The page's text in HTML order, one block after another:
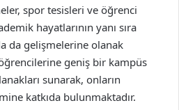
spor tesisleri ve öğrenci
hayatlarının yanı sıra
da gelişmelerine olanak
geniş bir kampüs
sunarak, onların
katkıda bulunmaktadır.